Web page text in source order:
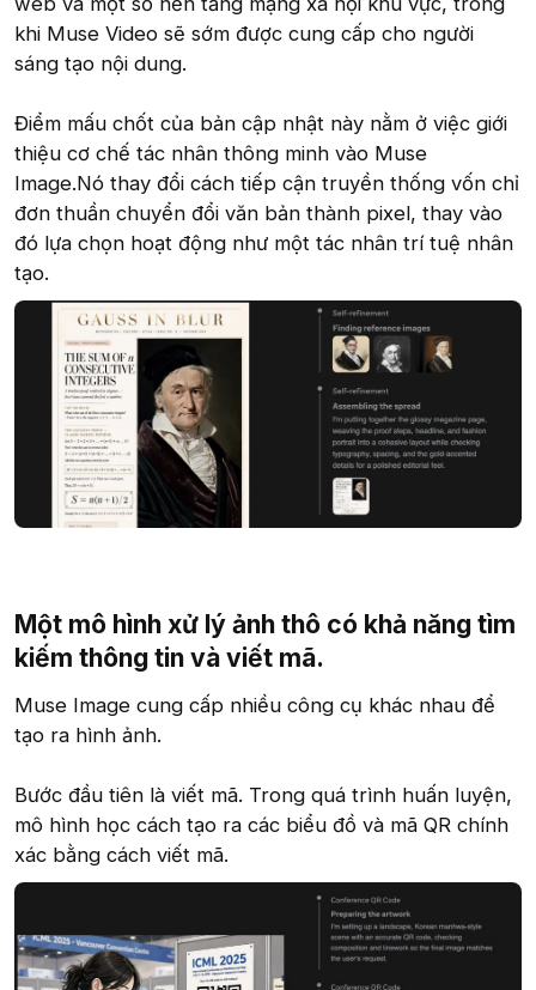
khi Muse Video sẽ sớm được cung cấp cho người
sáng tạo nội dung.
Điểm mấu chốt của bản cập nhật này nằm ở việc giới
thiệu cơ chế tác nhân thông minh vào Muse
Image.Nó thay đổi cách tiếp cận truyền thống vốn chỉ
đơn thuần chuyển đổi văn bản thành pixel, thay vào
đó lựa chọn hoạt động như một tác nhân trí tuệ nhân
tạo.
Một mô hình xử lý ảnh thô có khả năng tìm
kiếm thông tin và viết mã.​
Muse Image cung cấp nhiều công cụ khác nhau để
tạo ra hình ảnh.
Bước đầu tiên là viết mã. Trong quá trình huấn luyện,
mô hình học cách tạo ra các biểu đồ và mã QR chính
xác bằng cách viết mã.